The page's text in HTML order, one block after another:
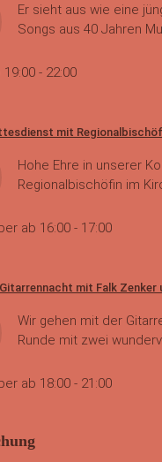
Er sieht aus wie eine
Songs aus 40 Jahren
19:00 - 22:00
mit
Hohe Ehre in unserer
Regionalbischöfin im
ab 16:00 - 17:00
mit Falk Zenker
Wir gehen mit der
Runde mit zwei
ab 18:00 - 21:00